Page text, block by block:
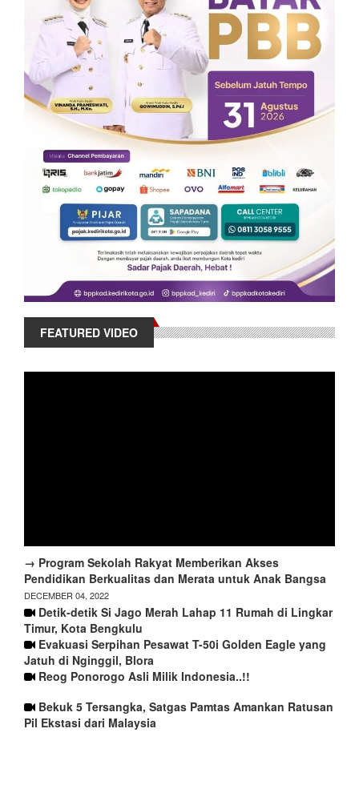
FEATURED VIDEO
→ Program Sekolah Rakyat Memberikan Akses
Pendidikan Berkualitas dan Merata untuk Anak Bangsa
DECEMBER 04, 2022
Detik-detik Si Jago Merah Lahap 11 Rumah di Lingkar
Timur, Kota Bengkulu
Evakuasi Serpihan Pesawat T-50i Golden Eagle yang
Jatuh di Nginggil, Blora
Reog Ponorogo Asli Milik Indonesia..!!
Bekuk 5 Tersangka, Satgas Pamtas Amankan Ratusan
Pil Ekstasi dari Malaysia